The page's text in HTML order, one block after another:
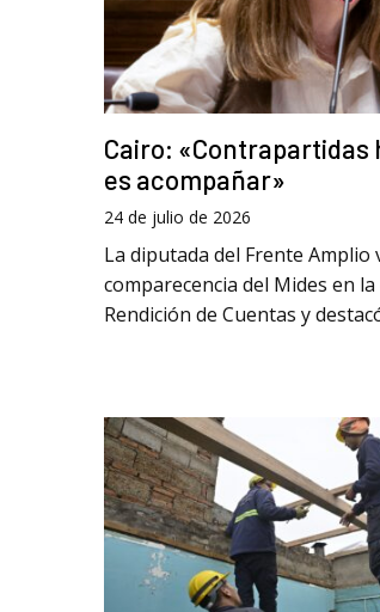
Cairo: «Contrapartidas
es acompañar»
24 de julio de 2026
La diputada del Frente Amplio
comparecencia del Mides en
Rendición de Cuentas y